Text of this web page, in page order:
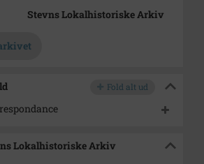
Stevns Lokalhistoriske Arkiv
Fold alt ud
Lokalhistoriske Arkiv